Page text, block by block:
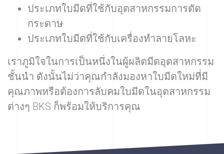
ประเภทใบมีดที่ใช้กับอุตสาหกรรมการตัด
กระดาษ
ประเภทใบมีดที่ใช้กับเครื่องทำลายโลหะ
เราภูมิใจในการเป็นหนึ่งในผู้ผลิตมีดอุตสาหกรรม
ชั้นนำ ดังนั้นไม่ว่าคุณกำลังมองหาใบมีดใหม่ที่มี
คุณภาพหรือต้องการลับคมใบมีดในอุตสาหกรรม
ต่างๆ BKS ก็พร้อมให้บริการคุณ